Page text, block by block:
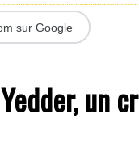
sur Google
un